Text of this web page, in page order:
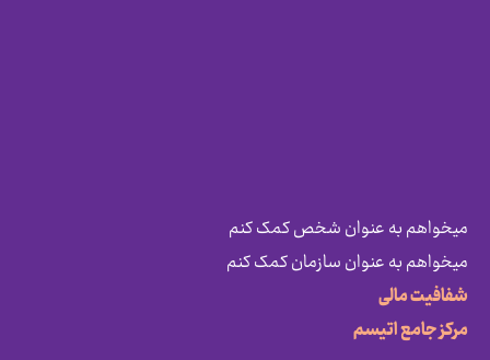
میخواهم به عنوان شخص کمک کنم
میخواهم به عنوان سازمان کمک کنم
شفافیت مالی
مرکز جامع اتیسم